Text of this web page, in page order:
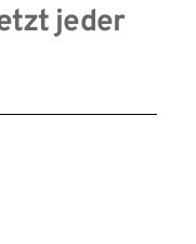
jeder